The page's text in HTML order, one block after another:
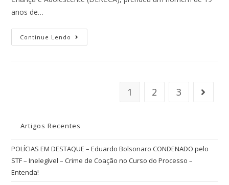
anos de…
Continue Lendo
1 2 3
Artigos Recentes
POLÍCIAS EM DESTAQUE – Eduardo Bolsonaro CONDENADO pelo
STF – Inelegível – Crime de Coação no Curso do Processo –
Entenda!